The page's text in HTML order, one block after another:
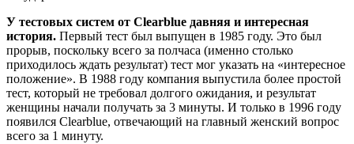
У тестовых систем от Clearblue давняя и интересная
история. Первый тест был выпущен в 1985 году. Это был
прорыв, поскольку всего за полчаса (именно столько
приходилось ждать результат) тест мог указать на «интересное
положение». В 1988 году компания выпустила более простой
тест, который не требовал долгого ожидания, и результат
женщины начали получать за 3 минуты. И только в 1996 году
появился Clearblue, отвечающий на главный женский вопрос
всего за 1 минуту.